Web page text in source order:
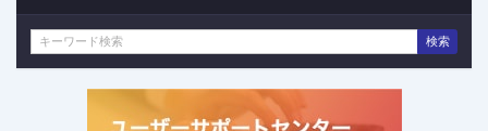
検索